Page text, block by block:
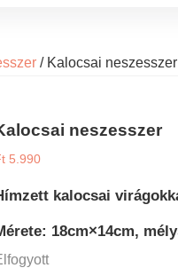
/Kalocsai neszesszer
neszesszer
5.990
kalocsai
18cm×14cm,